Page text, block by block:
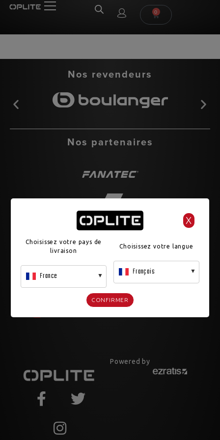
0
Nos revendeurs
Nos partenaires
Powered by
X
Choisissez votre pays de
livraison
France
Choisissez votre langue
Français
CONFIRMER